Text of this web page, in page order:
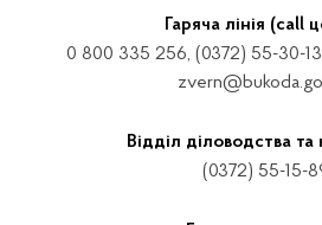
Гаряча лінія (call
0 800 335 256, (0372) 55-30-
Відділ діловодства
(0372) 55-15-